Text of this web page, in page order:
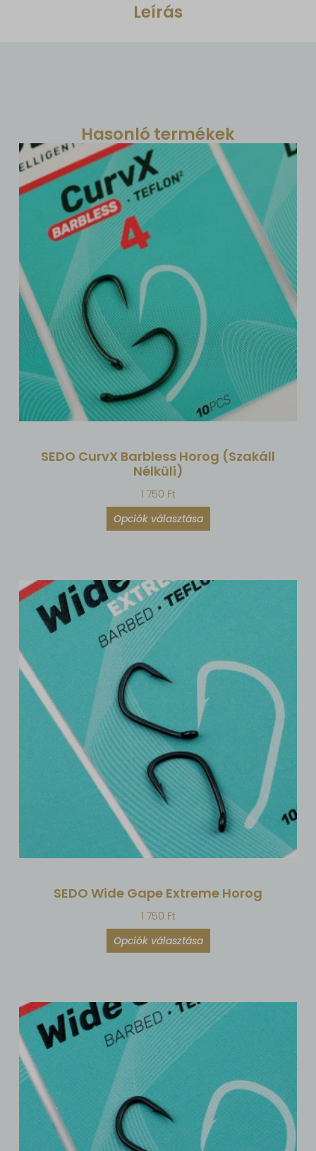
Leírás
Hasonló termékek
SEDO CurvX Barbless Horog (szakáll
Nélküli)
1 750 Ft
Opciók választása
SEDO Wide Gape Extreme Horog
1 750 Ft
Opciók választása